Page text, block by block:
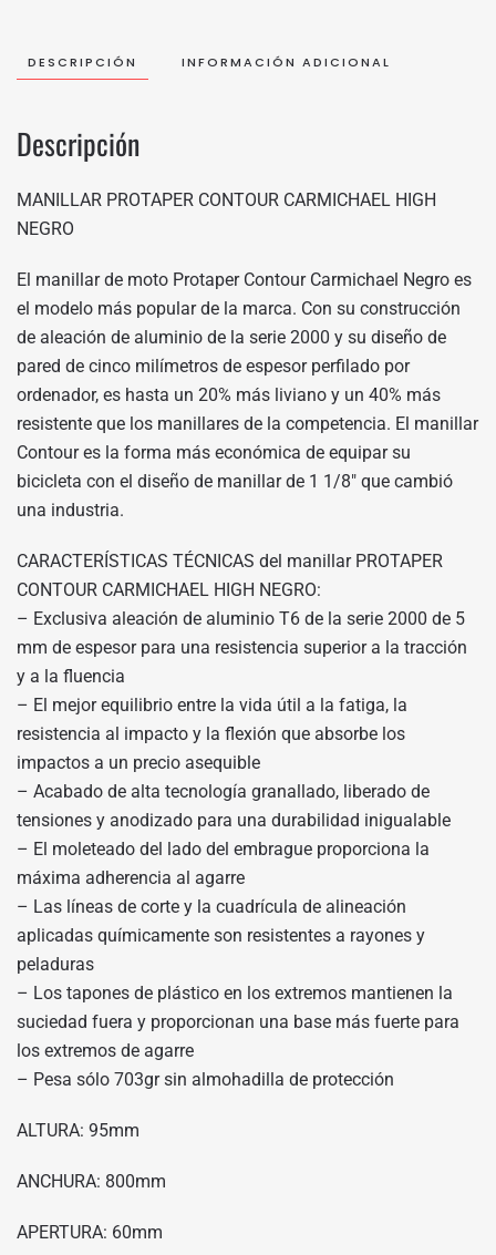
DESCRIPCIÓN INFORMACIÓN ADICIONAL
Descripción
MANILLAR PROTAPER CONTOUR CARMICHAEL HIGH
NEGRO
El manillar de moto Protaper Contour Carmichael Negro es
el modelo más popular de la marca. Con su construcción
de aleación de aluminio de la serie 2000 y su diseño de
pared de cinco milímetros de espesor perfilado por
ordenador, es hasta un 20% más liviano y un 40% más
resistente que los manillares de la competencia. El manillar
Contour es la forma más económica de equipar su
bicicleta con el diseño de manillar de 1 1/8″ que cambió
una industria.
CARACTERÍSTICAS TÉCNICAS del manillar PROTAPER
CONTOUR CARMICHAEL HIGH NEGRO:
– Exclusiva aleación de aluminio T6 de la serie 2000 de 5
mm de espesor para una resistencia superior a la tracción
y a la fluencia
– El mejor equilibrio entre la vida útil a la fatiga, la
resistencia al impacto y la flexión que absorbe los
impactos a un precio asequible
– Acabado de alta tecnología granallado, liberado de
tensiones y anodizado para una durabilidad inigualable
– El moleteado del lado del embrague proporciona la
máxima adherencia al agarre
– Las líneas de corte y la cuadrícula de alineación
aplicadas químicamente son resistentes a rayones y
peladuras
– Los tapones de plástico en los extremos mantienen la
suciedad fuera y proporcionan una base más fuerte para
los extremos de agarre
– Pesa sólo 703gr sin almohadilla de protección
ALTURA: 95mm
ANCHURA: 800mm
APERTURA: 60mm